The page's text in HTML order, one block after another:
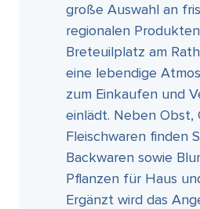
große Auswahl an
regionalen
Breteuilplatz am
eine lebendige
zum Einkaufen und
einlädt. Neben Obst,
Fleischwaren finden
Backwaren sowie
Pflanzen für Haus
Ergänzt wird das